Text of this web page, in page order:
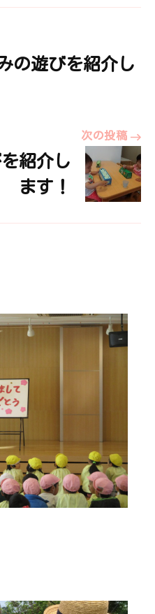
の遊びを紹介し
次の投稿
紹介し
ます！